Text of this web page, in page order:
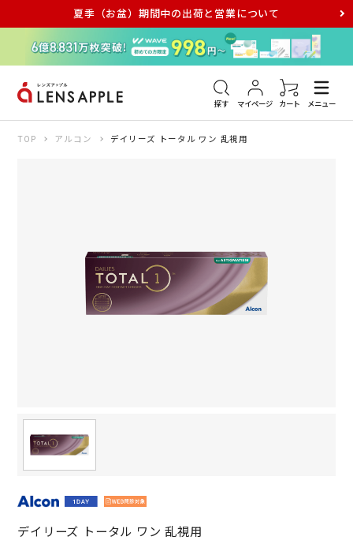
夏季（お盆）期間中の出荷と営業について
探す マイページ カート メニュー
アキュビュー メダリスト メガネ
TOP アルコン デイリーズ トータル ワン 乱視用
デイリーズ トータル ワン 乱視用